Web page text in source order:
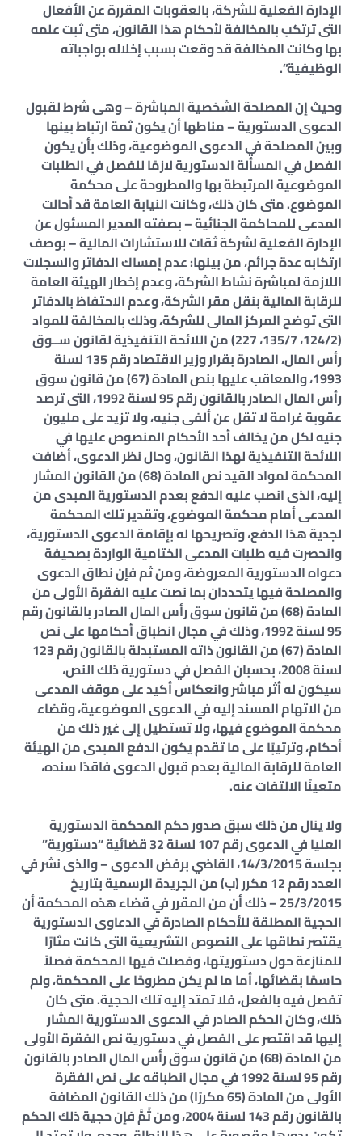
الإدارة الفعلية للشركة، بالعقوبات المقررة عن الأفعال
التى ترتكب بالمخالفة لأحكام هذا القانون، متى ثبت علمه
بها وكانت المخالفة قد وقعت بسبب إخلاله بواجباته
الوظيفية”.
وحيث إن المصلحة الشخصية المباشرة – وهى شرط لقبول
الدعوى الدستورية – مناطها أن يكون ثمة ارتباط بينها
وبين المصلحة في الدعوى الموضوعية، وذلك بأن يكون
الفصل في المسألة الدستورية لازمًا للفصل في الطلبات
الموضوعية المرتبطة بها والمطروحة على محكمة
الموضوع. متى كان ذلك، وكانت النيابة العامة قد أحالت
المدعى للمحاكمة الجنائية – بصفته المدير المسئول عن
الإدارة الفعلية لشركة ثقات للاستشارات المالية – بوصف
ارتكابه عدة جرائم، من بينها: عدم إمساك الدفاتر والسجلات
اللازمة لمباشرة نشاط الشركة، وعدم إخطار الهيئة العامة
للرقابة المالية بنقل مقر الشركة، وعدم الاحتفاظ بالدفاتر
التى توضح المركز المالى للشركة، وذلك بالمخالفة للمواد
(124/2، 135/7، 227) من اللائحة التنفيذية لقانون ســوق
رأس المال، الصادرة بقرار وزير الاقتصاد رقم 135 لسنة
1993، والمعاقب عليها بنص المادة (67) من قانون سوق
رأس المال الصادر بالقانون رقم 95 لسنة 1992، التى ترصد
عقوبة غرامة لا تقل عن ألفى جنيه، ولا تزيد على مليون
جنيه لكل من يخالف أحد الأحكام المنصوص عليها في
اللائحة التنفيذية لهذا القانون، وحال نظر الدعوى، أضافت
المحكمة لمواد القيد نص المادة (68) من القانون المشار
إليه، الذى انصب عليه الدفع بعدم الدستورية المبدى من
المدعى أمام محكمة الموضوع، وتقدير تلك المحكمة
لجدية هذا الدفع، وتصريحها له بإقامة الدعوى الدستورية،
وانحصرت فيه طلبات المدعى الختامية الواردة بصحيفة
دعواه الدستورية المعروضة، ومن ثم فإن نطاق الدعوى
والمصلحة فيها يتحددان بما نصت عليه الفقرة الأولى من
المادة (68) من قانون سوق رأس المال الصادر بالقانون رقم
95 لسنة 1992، وذلك في مجال انطباق أحكامها على نص
المادة (67) من القانون ذاته المستبدلة بالقانون رقم 123
لسنة 2008، بحسبان الفصل في دستورية ذلك النص،
سيكون له أثر مباشر وانعكاس أكيد على موقف المدعى
من الاتهام المسند إليه في الدعوى الموضوعية، وقضاء
محكمة الموضوع فيها، ولا تستطيل إلى غير ذلك من
أحكام، وترتيبًا على ما تقدم يكون الدفع المبدى من الهيئة
العامة للرقابة المالية بعدم قبول الدعوى فاقدًا سنده،
متعينًا الالتفات عنه.
ولا ينال من ذلك سبق صدور حكم المحكمة الدستورية
العليا في الدعوى رقم 107 لسنة 32 قضائية “دستورية”
بجلسة 14/3/2015، القاضي برفض الدعوى – والذى نشر في
العدد رقم 12 مكرر (ب) من الجريدة الرسمية بتاريخ
25/3/2015 – ذلك أن من المقرر في قضاء هذه المحكمة أن
الحجية المطلقة للأحكام الصادرة في الدعاوى الدستورية
يقتصر نطاقها على النصوص التشريعية التى كانت مثارًا
للمنازعة حول دستوريتها، وفصلت فيها المحكمة فصلاً
حاسمًا بقضائها، أما ما لم يكن مطروحًا على المحكمة، ولم
تفصل فيه بالفعل، فلا تمتد إليه تلك الحجية. متى كان
ذلك، وكان الحكم الصادر في الدعوى الدستورية المشار
إليها قد اقتصر على الفصل في دستورية نص الفقرة الأولى
من المادة (68) من قانون سوق رأس المال الصادر بالقانون
رقم 95 لسنة 1992 في مجال انطباقه على نص الفقرة
الأولى من المادة (65 مكررًا) من ذلك القانون المضافة
بالقانون رقم 143 لسنة 2004، ومن ثَمَّ فإن حجية ذلك الحكم